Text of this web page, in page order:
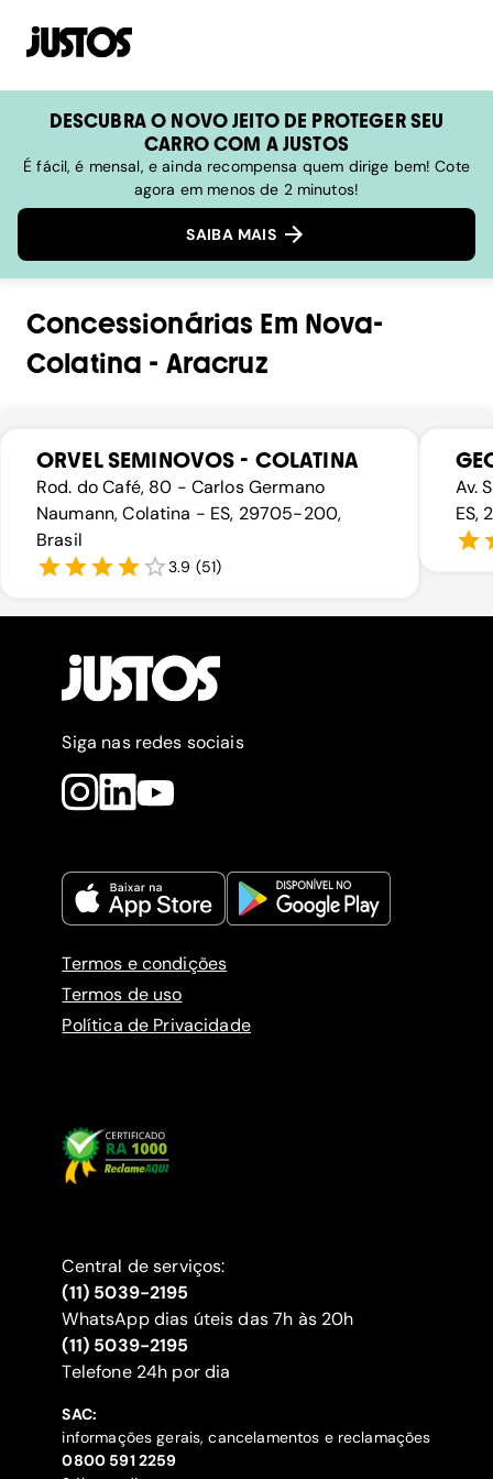
DESCUBRA O NOVO JEITO DE PROTEGER SEU
CARRO COM A JUSTOS
É fácil, é mensal, e ainda recompensa quem dirige bem! Cote
agora em menos de 2 minutos!
SAIBA MAIS
Concessionárias Em Nova-
Colatina - Aracruz
ORVEL SEMINOVOS - COLATINA
Rod. do Café, 80 - Carlos Germano
Naumann, Colatina - ES, 29705-200,
Brasil
3.9 (51)
Av.
ES,
Siga nas redes sociais
Termos e condições
Termos de uso
Política de Privacidade
Central de serviços:
(11) 5039-2195
WhatsApp dias úteis das 7h às 20h
(11) 5039-2195
‍Telefone 24h por dia
SAC:
informações gerais, cancelamentos e reclamações
‍0800 591 2259